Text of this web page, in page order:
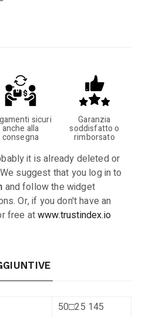
sicuri
anche alla
consegna
Garanzia
soddisfatto o
rimborsato
it is already deleted or
suggest that you log in to
and follow the widget
Or, if you don't have an
free atwww.trustindex.io
50□25 145